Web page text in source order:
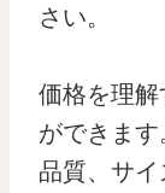
さい。
価格を理
ができます
品質、サ